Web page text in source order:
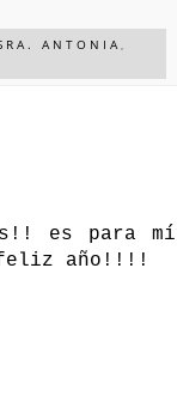
ANTONIA
es para mí
feliz año!!!!